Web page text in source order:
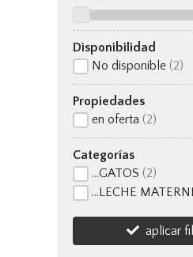
Disponibilidad
No disponible (2)
Propiedades
en oferta (2)
Categorías
...GATOS (2)
...LECHE
aplicar